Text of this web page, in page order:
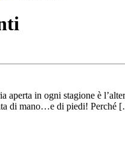
aperta in ogni stagione è
di mano…e di piedi! Perché